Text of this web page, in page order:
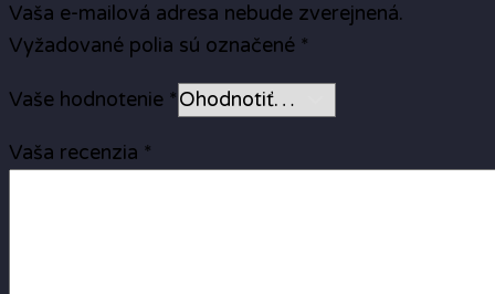
Vaša e-mailová adresa nebude zverejnená.
Vyžadované polia sú označené *
Vaše hodnotenie *
Vaša recenzia *